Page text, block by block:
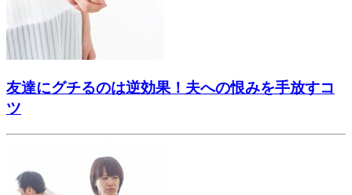
友達にグチるのは逆効果！夫への恨みを手放すコ
ツ